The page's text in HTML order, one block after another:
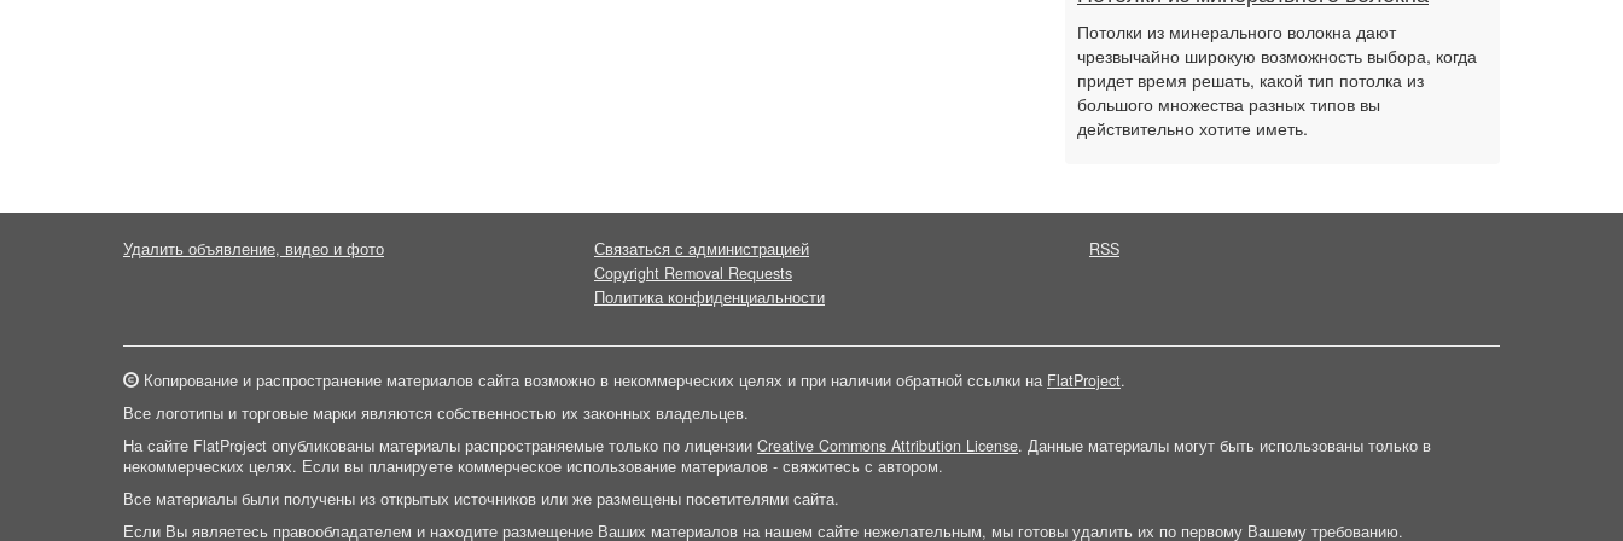
Потолки из минерального волокна дают
чрезвычайно широкую возможность выбора, когда
придет время решать, какой тип потолка из
большого множества разных типов вы
действительно хотите иметь.
Удалить объявление, видео и фото
Связаться с администрацией
Copyright Removal Requests
Политика конфиденциальности
RSS
Копирование и распространение материалов сайта возможно в некоммерческих целях и при наличии обратной ссылки на FlatProject.
Все логотипы и торговые марки являются собственностью их законных владельцев.
На сайте FlatProject опубликованы материалы распространяемые только по лицензии Creative Commons Attribution License. Данные материалы могут быть использованы только в
некоммерческих целях. Если вы планируете коммерческое использование материалов - свяжитесь с автором.
Все материалы были получены из открытых источников или же размещены посетителями сайта.
Если Вы являетесь правообладателем и находите размещение Ваших материалов на нашем сайте нежелательным, мы готовы удалить их по первому Вашему требованию.